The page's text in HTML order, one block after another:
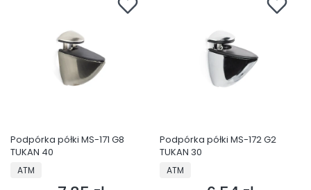
Podpórka półki MS-171 G8
TUKAN 40
PRODUCENT
ATM
Podpórka półki MS-172 G2
TUKAN 30
PRODUCENT
ATM